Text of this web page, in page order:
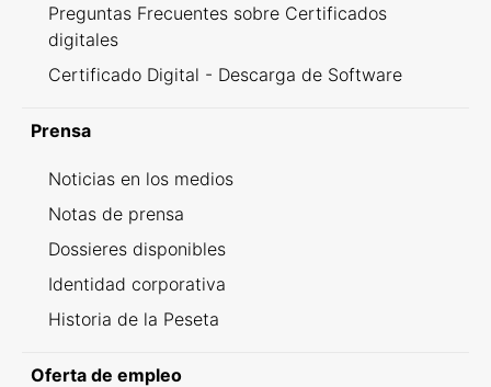
Preguntas Frecuentes sobre Certificados
digitales
Certificado Digital - Descarga de Software
Prensa
Noticias en los medios
Notas de prensa
Dossieres disponibles
Identidad corporativa
Historia de la Peseta
Oferta de empleo